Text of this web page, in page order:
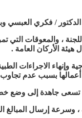
الدكتور / فكري
والمعوقات التي تمر
هيئة الأركان العامة .
البرامج العلاجية وإنهاء
بسبب عدم
جاهدة إلى وضع
إرسال المبالغ